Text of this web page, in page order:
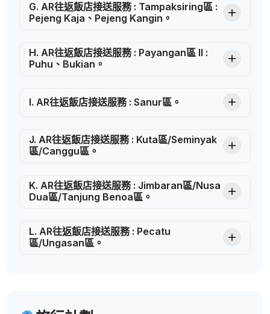
G. AR往返飯店接送服務 : Tampaksiring區 :
Pejeng Kaja、Pejeng Kangin。
H. AR往返飯店接送服務 : Payangan區 II :
Puhu、Bukian。
I. AR往返飯店接送服務 : Sanur區。
J. AR往返飯店接送服務 : Kuta區/Seminyak
區/Canggu區。
K. AR往返飯店接送服務 : Jimbaran區/Nusa
Dua區/Tanjung Benoa區。
L. AR往返飯店接送服務 : Pecatu
區/Ungasan區。